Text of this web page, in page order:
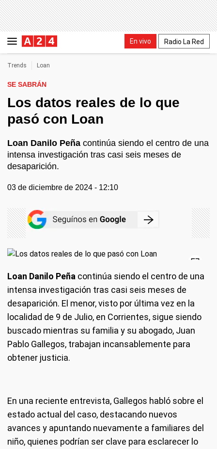
En vivo Radio La Red
Trends Loan
SE SABRÁN
Los datos reales de lo que
pasó con Loan
Loan Danilo Peña continúa siendo el centro de una
intensa investigación tras casi seis meses de
desaparición.
03 de diciembre de 2024 - 12:10
Loan Danilo Peña continúa siendo el centro de una
intensa investigación tras casi seis meses de
desaparición. El menor, visto por última vez en la
localidad de 9 de Julio, en Corrientes, sigue siendo
buscado mientras su familia y su abogado, Juan
Pablo Gallegos, trabajan incansablemente para
obtener justicia.
En una reciente entrevista, Gallegos habló sobre el
estado actual del caso, destacando nuevos
avances y apuntando nuevamente a familiares del
niño, quienes podrían ser clave para esclarecer lo